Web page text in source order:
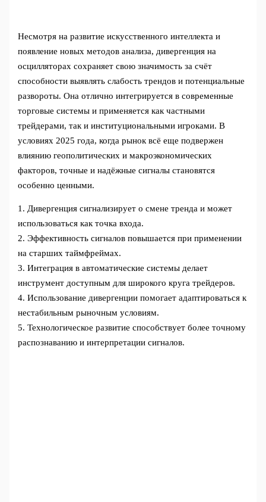
Несмотря на развитие искусственного интеллекта и
появление новых методов анализа, дивергенция на
осцилляторах сохраняет свою значимость за счёт
способности выявлять слабость трендов и потенциальные
развороты. Она отлично интегрируется в современные
торговые системы и применяется как частными
трейдерами, так и институциональными игроками. В
условиях 2025 года, когда рынок всё еще подвержен
влиянию геополитических и макроэкономических
факторов, точные и надёжные сигналы становятся
особенно ценными.
1. Дивергенция сигнализирует о смене тренда и может
использоваться как точка входа.
2. Эффективность сигналов повышается при применении
на старших таймфреймах.
3. Интеграция в автоматические системы делает
инструмент доступным для широкого круга трейдеров.
4. Использование дивергенции помогает адаптироваться к
нестабильным рыночным условиям.
5. Технологическое развитие способствует более точному
распознаванию и интерпретации сигналов.